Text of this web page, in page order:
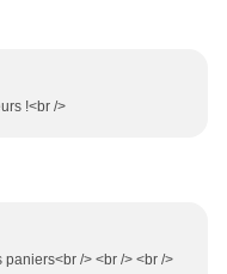
!<br />
/> <br /> <br />